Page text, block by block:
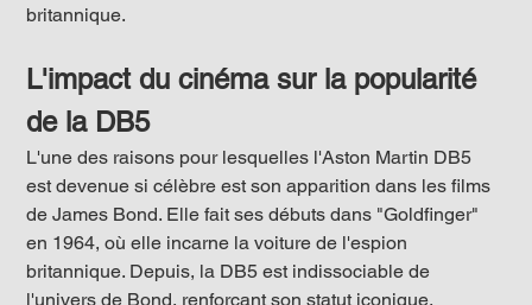
britannique.
L'impact du cinéma sur la popularité
de la DB5
L'une des raisons pour lesquelles l'Aston Martin DB5
est devenue si célèbre est son apparition dans les films
de James Bond. Elle fait ses débuts dans "Goldfinger"
en 1964, où elle incarne la voiture de l'espion
britannique. Depuis, la DB5 est indissociable de
l'univers de Bond, renforçant son statut iconique.